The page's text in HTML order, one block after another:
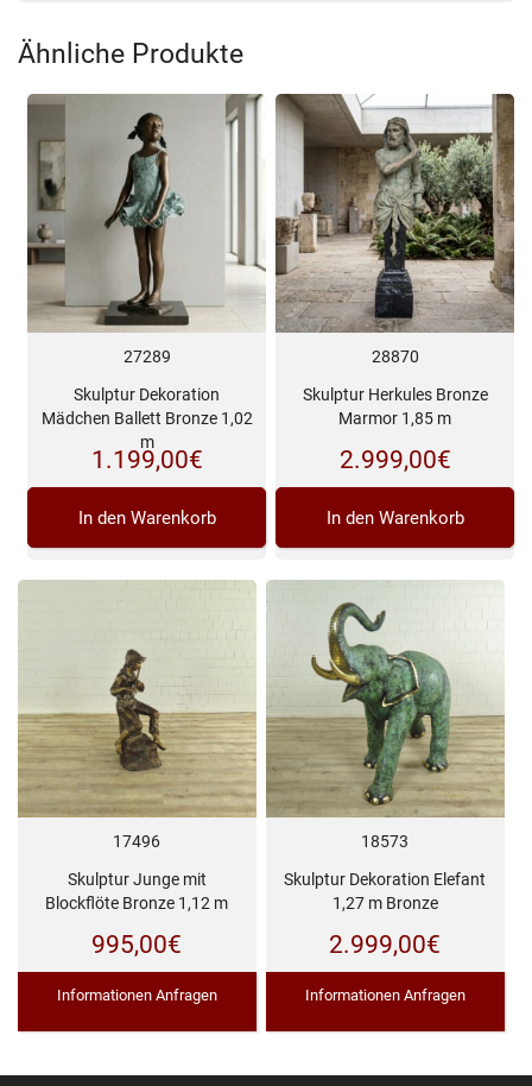
Ähnliche Produkte
27289
Skulptur Dekoration
Mädchen Ballett Bronze 1,02
m
1.199,00€
In den Warenkorb
28870
Skulptur Herkules Bronze
Marmor 1,85 m
2.999,00€
In den Warenkorb
17496
Skulptur Junge mit
Blockflöte Bronze 1,12 m
995,00€
Informationen Anfragen
18573
Skulptur Dekoration Elefant
1,27 m Bronze
2.999,00€
Informationen Anfragen